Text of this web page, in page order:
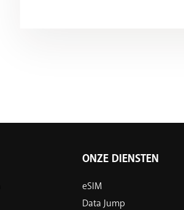
ONZE DIENSTEN
eSIM
Data Jump